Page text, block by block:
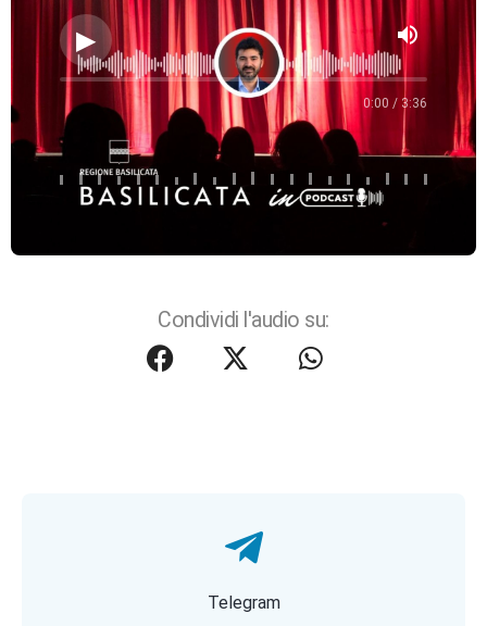
volume_up
0:00 / 3:36
Condividi l'audio su:
Telegram